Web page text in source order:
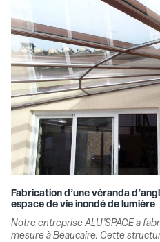
Fabrication d’une véranda
espace de vie inondé de lumière
Notre entreprise ALU’SPACE a
mesure à Beaucaire. Cette